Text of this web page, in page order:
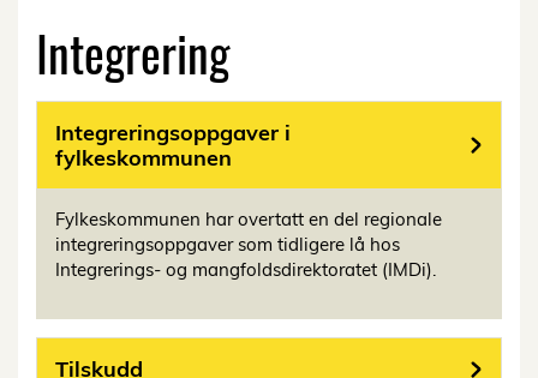
Integrering
Integreringsoppgaver i
fylkeskommunen
Fylkeskommunen har overtatt en del regionale
integreringsoppgaver som tidligere lå hos
Integrerings- og mangfoldsdirektoratet (IMDi).
Tilskudd